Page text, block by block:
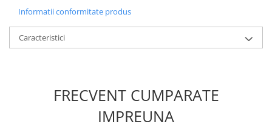
-Curent maxim:30 A
-Lungimea cablului:1.5 m
-Dimensiune (mm): 45 x 26 x 50
-Dimensiunea panoului(mm): 39 x 22
Pentru detalii complete va rugam sa consultati fisa
Informatii conformitate produs
Caracteristici
FRECVENT CUMPARATE
IMPREUNA